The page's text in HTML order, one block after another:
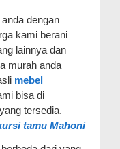
dengan
kami berani
lainnya dan
murah anda
mebel
bisa di
tersedia.
tamu Mahoni